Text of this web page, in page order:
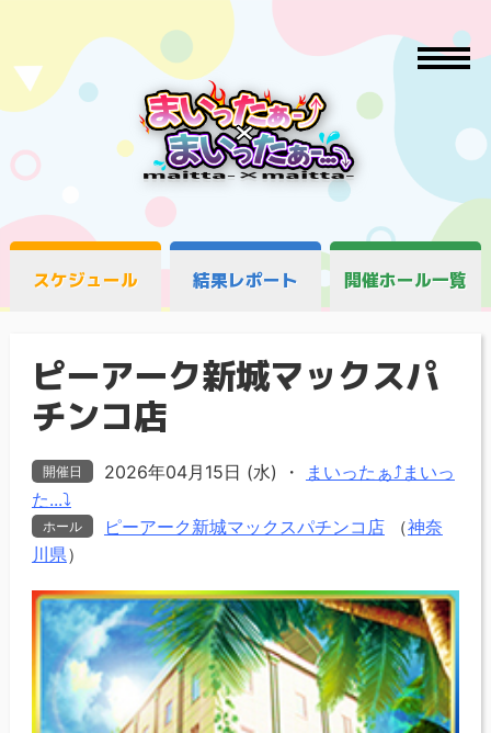
スケジュール 結果レポート 開催ホール一覧
ピーアーク新城マックスパ
チンコ店
開催日 2026年04月15日 (水) ・
まいったぁ⤴まいっ
た...⤵
ホール ピーアーク新城マックスパチンコ店（神奈
川県）